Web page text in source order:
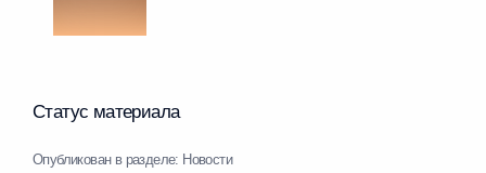
Статус материала
Опубликован в разделе: Новости